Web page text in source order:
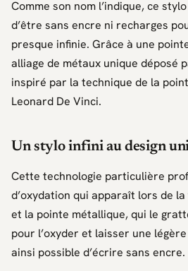
Comme son nom l’indique, ce
d’être sans encre ni recharges
presque infinie. Grâce à une
alliage de métaux unique déposé
inspiré par la technique de la
Leonard De Vinci.
Un stylo infini au design
Cette technologie particulière
d’oxydation qui apparaît lors de
et la pointe métallique, qui le
pour l’oxyder et laisser une
ainsi possible d’écrire sans encre.